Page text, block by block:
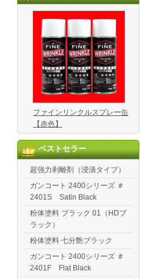
ファインリンクルスプレー缶
【赤色】
ベストセラー
超強力剥離剤（浸漬タイプ）
ガンコート 2400シリーズ ＃
2401S Satin Black
粉体塗料 ブラック 01（HDブ
ラック）
粉体塗料 七分艶ブラック
ガンコート 2400シリーズ ＃
2401F Flat Black